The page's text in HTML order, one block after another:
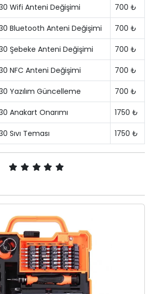
Wifi Anteni Değişimi 700 ₺
Bluetooth Anteni Değişimi 700 ₺
Şebeke Anteni Değişimi 700 ₺
NFC Anteni Değişimi 700 ₺
Yazılım Güncelleme 700 ₺
Anakart Onarımı 1750 ₺
Sıvı Teması 1750 ₺